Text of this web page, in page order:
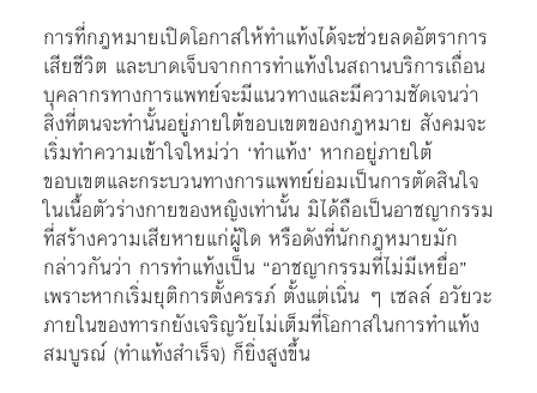
การที่กฎหมายเปิดโอกาสให้ทำแท้งได้จะช่วยลดอัตราการ
เสียชีวิต และบาดเจ็บจากการทำแท้งในสถานบริการเถื่อน
บุคลากรทางการแพทย์จะมีแนวทางและมีความชัดเจนว่า
สิ่งที่ตนจะทำนั้นอยู่ภายใต้ขอบเขตของกฎหมาย สังคมจะ
เริ่มทำความเข้าใจใหม่ว่า ‘ทำแท้ง’ หากอยู่ภายใต้
ขอบเขตและกระบวนทางการแพทย์ย่อมเป็นการตัดสินใจ
ในเนื้อตัวร่างกายของหญิงเท่านั้น มิได้ถือเป็นอาชญากรรม
ที่สร้างความเสียหายแก่ผู้ใด หรือดังที่นักกฎหมายมัก
กล่าวกันว่า การทำแท้งเป็น “อาชญากรรมที่ไม่มีเหยื่อ”
เพราะหากเริ่มยุติการตั้งครรภ์ ตั้งแต่เนิ่น ๆ เซลล์ อวัยวะ
ภายในของทารกยังเจริญวัยไม่เต็มที่โอกาสในการทำแท้ง
สมบูรณ์ (ทำแท้งสำเร็จ) ก็ยิ่งสูงขึ้น